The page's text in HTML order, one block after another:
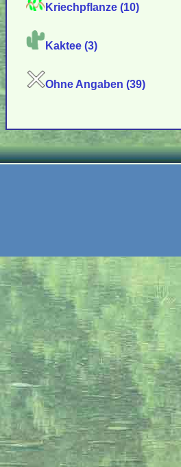
Kriechpflanze (10)
Kaktee (3)
Ohne Angaben (39)